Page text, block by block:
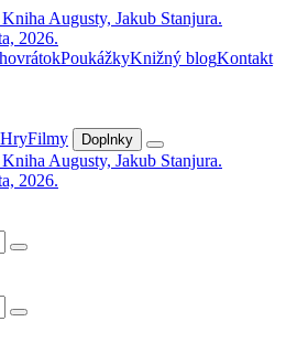
PoukážkyKnižný blogKontakt
HryFilmy Doplnky